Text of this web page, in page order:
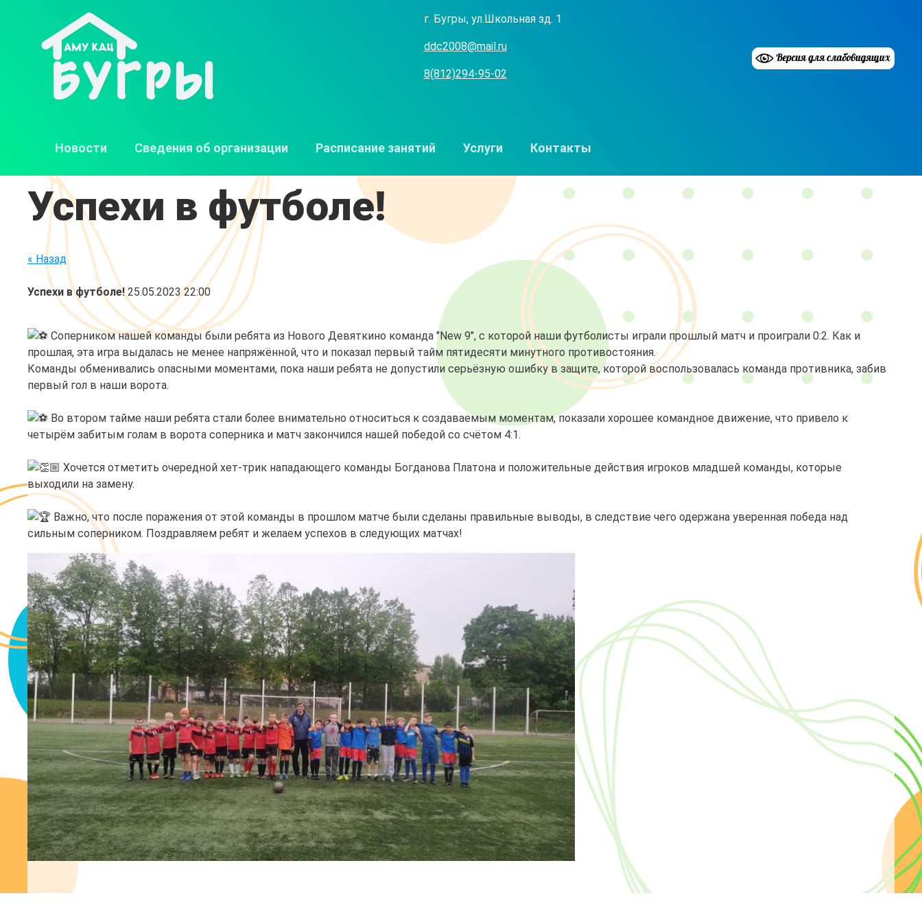
г. Бугры, ул.Школьная зд. 1
ddc2008@mail.ru
8(812)294-95-02
Новости Сведения об организации Расписание занятий Услуги Контакты
Успехи в футболе!
« Назад
Успехи в футболе!25.05.2023 22:00
Соперником нашей команды были ребята из Нового Девяткино команда "New 9", с которой наши футболисты играли прошлый матч и проиграли 0:2. Как и
прошлая, эта игра выдалась не менее напряжённой, что и показал первый тайм пятидесяти минутного противостояния.
Команды обменивались опасными моментами, пока наши ребята не допустили серьёзную ошибку в защите, которой воспользовалась команда противника, забив
первый гол в наши ворота.
Во втором тайме наши ребята стали более внимательно относиться к создаваемым моментам, показали хорошее командное движение, что привело к
четырём забитым голам в ворота соперника и матч закончился нашей победой со счётом 4:1.
Хочется отметить очередной хет-трик нападающего команды Богданова Платона и положительные действия игроков младшей команды, которые
выходили на замену.
Важно, что после поражения от этой команды в прошлом матче были сделаны правильные выводы, в следствие чего одержана уверенная победа над
сильным соперником. Поздравляем ребят и желаем успехов в следующих матчах!